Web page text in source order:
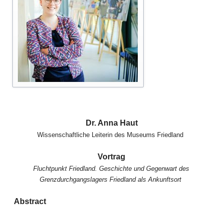
Dr. Anna Haut
Wissenschaftliche Leiterin des Museums Friedland
Vortrag
Fluchtpunkt Friedland. Geschichte und Gegenwart des
Grenzdurchgangslagers Friedland als Ankunftsort
Abstract